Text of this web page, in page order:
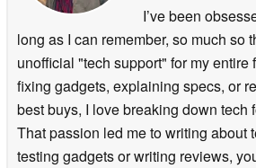
I’ve been
long as I can remember, so much so
unofficial "tech support" for my entire
fixing gadgets, explaining specs, or
best buys, I love breaking down tech
That passion led me to writing about
testing gadgets or writing reviews,